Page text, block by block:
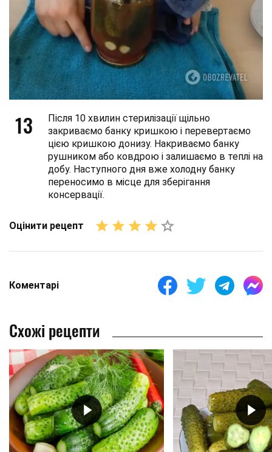
13
Після 10 хвилин стерилізації щільно
закриваємо банку кришкою і перевертаємо
цією кришкою донизу. Накриваємо банку
рушником або ковдрою і залишаємо в теплі на
добу. Наступного дня вже холодну банку
переносимо в місце для зберігання
консервації.
Оцінити рецепт
Коментарі
Схожі рецепти